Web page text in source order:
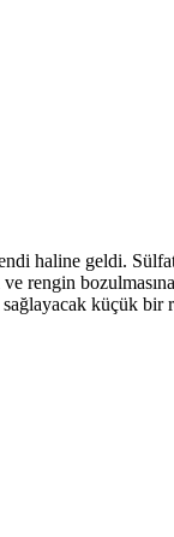
haline geldi.
rengin
küçük